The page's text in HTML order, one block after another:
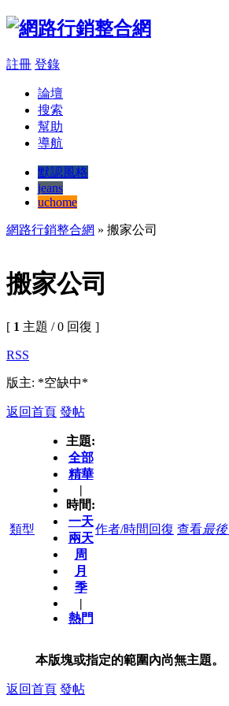
註冊 登錄
論壇
搜索
幫助
導航
默認風格
jeans
uchome
網路行銷整合網 » 搬家公司
搬家公司
[ 1 主題 / 0 回復 ]
RSS
版主: *空缺中*
返回首頁 發帖
類型
主題:
全部
精華
|
時間:
一天
兩天
周
月
季
|
熱門
作者/時間 回復 查看最
本版塊或指定的範圍內尚無主題。
返回首頁 發帖